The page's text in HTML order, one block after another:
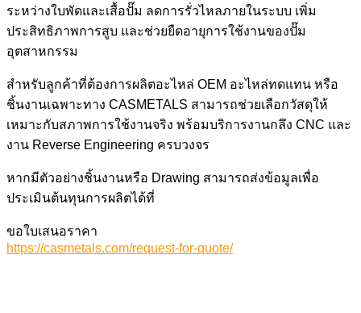
ระหว่างใบพัดและเสื้อปั๊ม ลดการรั่วไหลภายในระบบ เพิ่ม
ประสิทธิภาพการสูบ และช่วยยืดอายุการใช้งานของปั๊ม
อุตสาหกรรม
สำหรับลูกค้าที่ต้องการผลิตอะไหล่ OEM อะไหล่ทดแทน หรือ
ชิ้นงานเฉพาะทาง CASMETALS สามารถช่วยเลือกวัสดุให้
เหมาะกับสภาพการใช้งานจริง พร้อมบริการงานกลึง CNC และ
งาน Reverse Engineering ครบวงจร
หากมีตัวอย่างชิ้นงานหรือ Drawing สามารถส่งข้อมูลเพื่อ
ประเมินต้นทุนการผลิตได้ที่
ขอใบเสนอราคา
https://casmetals.com/request-for-quote/